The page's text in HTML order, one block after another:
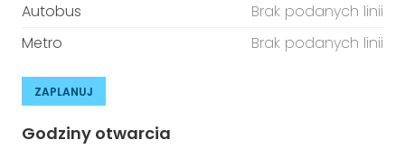
Autobus
Brak podanych linii
Metro
Brak podanych linii
ZAPLANUJ
Godziny otwarcia